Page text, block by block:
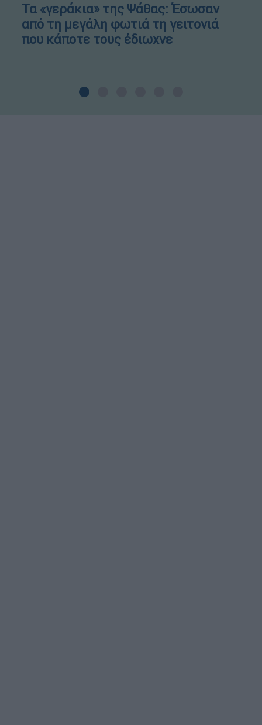
Τα «γεράκια» της Ψάθας: Έσωσαν
από τη μεγάλη φωτιά τη γειτονιά
που κάποτε τους έδιωχνε